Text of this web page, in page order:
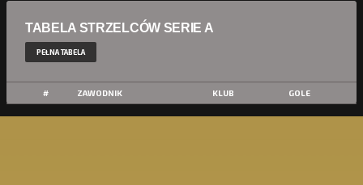
TABELA STRZELCÓW SERIE A
PEŁNA TABELA
# ZAWODNIK KLUB GOLE